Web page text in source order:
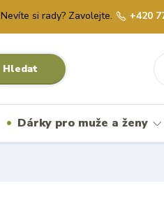
Hledat
Nevíte si rady? Zavolejte. +420
Dárky pro muže a ženy